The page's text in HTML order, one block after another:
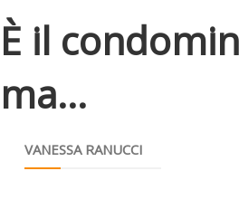
È il
ma...
VANESSA RANUCCI